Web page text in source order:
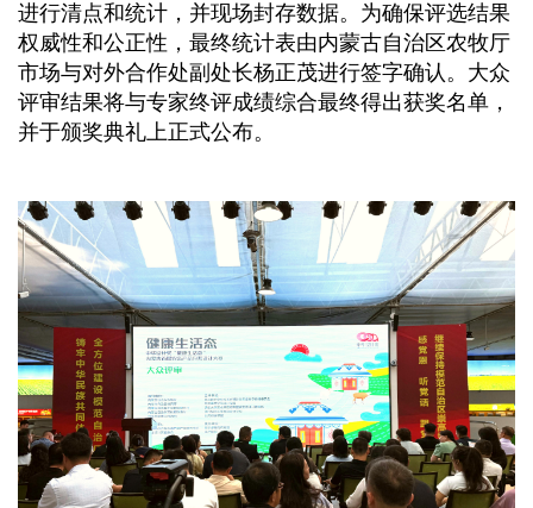
进行清点和统计，并现场封存数据。为确保评选结果
权威性和公正性，最终统计表由内蒙古自治区农牧厅
市场与对外合作处副处长杨正茂进行签字确认。大众
评审结果将与专家终评成绩综合最终得出获奖名单，
并于颁奖典礼上正式公布。